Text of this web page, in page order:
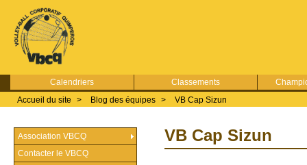
Calendriers Classements
Accueil du site
> Blog des équipes > VB Cap Sizun
VB Cap Sizun
Association VBCQ
Contacter le VBCQ